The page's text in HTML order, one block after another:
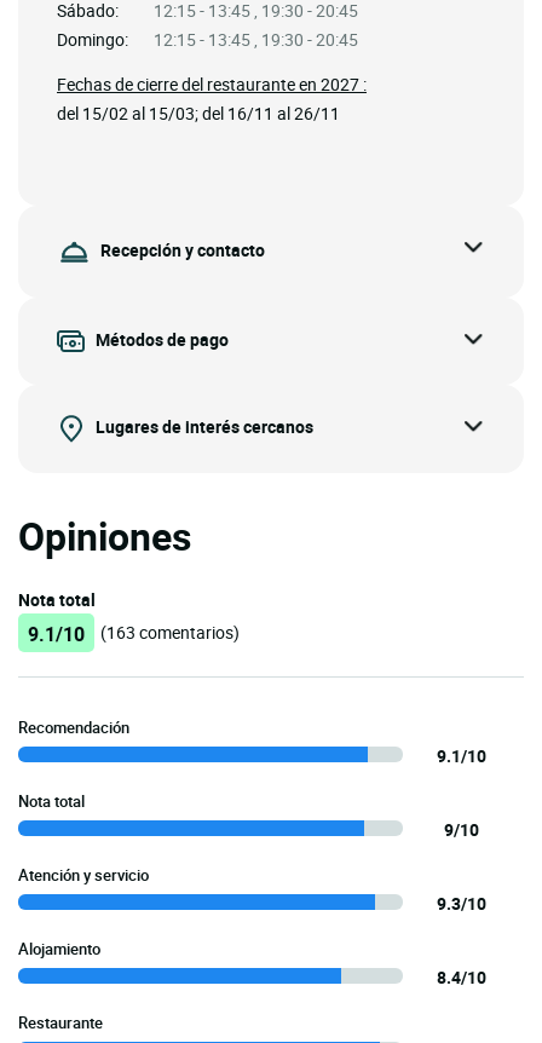
Sábado:
12:15 - 13:45 , 19:30 - 20:45
Domingo:
12:15 - 13:45 , 19:30 - 20:45
Fechas de cierre del restaurante en 2027 :
del 15/02 al 15/03; del 16/11 al 26/11
Recepción y contacto
Métodos de pago
Lugares de interés cercanos
Opiniones
Nota total
9.1/10 (163 comentarios)
Recomendación
9.1/10
Nota total
9/10
Atención y servicio
9.3/10
Alojamiento
8.4/10
Restaurante